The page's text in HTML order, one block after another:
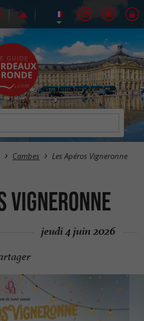
Cambes Les Apéros Vigneronne
Vigneronne
jeudi 4 juin 2026